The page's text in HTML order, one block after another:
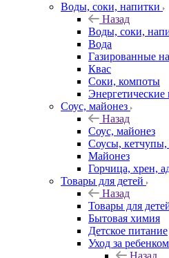
Воды, соки, напитки
Назад
Воды, соки,
Вода
Газированные
Квас
Соки, компоты
Энергетические
Соус, майонез
Назад
Соус, майонез
Соусы, кетчупы,
Майонез
Горчица, хрен,
Товары для детей
Назад
Товары для
Бытовая химия
Детское питание
Уход за ребенком
Назад